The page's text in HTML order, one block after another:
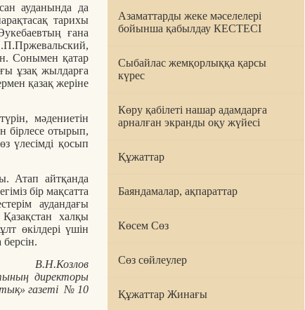
ауданында да
тарихы
ғана
Сонымен қатар
ұзақ жылдарға
қазақ жеріне
мәдениетін
бірлесе отырып,
үлесімді қосып
Атап айтқанда
бір мақсатта
аудандағы
халқы
өкілдері үшін
В.Н.Козлов
директоры
газеті № 10
Азаматтарды жеке мәселелері
бойынша қабылдау КЕСТЕСІ
Сыбайлас жемқорлыққа қарсы
күрес
Көру қабілеті нашар адамдарға
арналған экранды оқу жүйесі
Құжаттар
Баяндамалар, ақпараттар
Көсем Сөз
Сөз сөйлеулер
Құжаттар Жинағы